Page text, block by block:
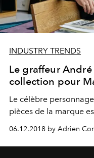
INDUSTRY TRENDS
Le graffeur
collection pour
Le célèbre
pièces de la marque
06.12.2018 by Adrien